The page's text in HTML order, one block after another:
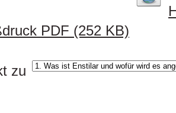
PDF (252 KB)
zu